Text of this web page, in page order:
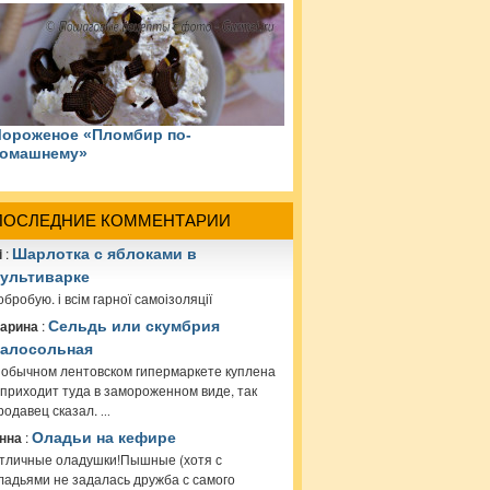
«Пломбир по-
КОММЕНТАРИИ
: Шарлотка с яблоками в
і всім гарної самоізоляції
:Сельдь или скумбрия
лентовском гипермаркете куплена
туда в замороженном виде, так
сказал. ...
:Оладьи на кефире
оладушки!Пышные (хотя с
не задалась дружба с самого